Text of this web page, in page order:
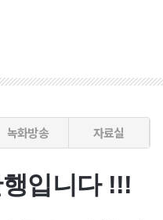
녹화방송 자료실
입니다 !!!